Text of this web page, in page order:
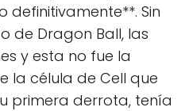
definitivamente**. Sin
de Dragon Ball, las
y esta no fue la
la célula de Cell que
primera derrota, tenía